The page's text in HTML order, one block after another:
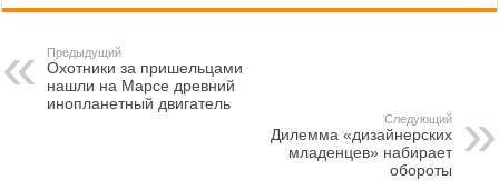
Предыдущий
Охотники за пришельцами
нашли на Марсе древний
инопланетный двигатель
Следующий
Дилемма «дизайнерских
младенцев» набирает
обороты